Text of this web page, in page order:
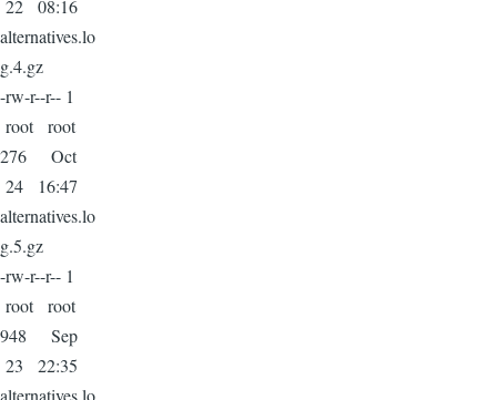
22 08:16
alternatives.lo
g.4.gz
-rw-r--r-- 1
root root
276 Oct
24 16:47
alternatives.lo
g.5.gz
-rw-r--r-- 1
root root
948 Sep
23 22:35
alternatives.lo